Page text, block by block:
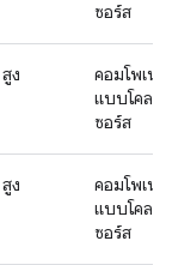
ซอร์ส
สูง
คอมโพเน
แบบโคลส
ซอร์ส
สูง
คอมโพเน
แบบโคลส
ซอร์ส